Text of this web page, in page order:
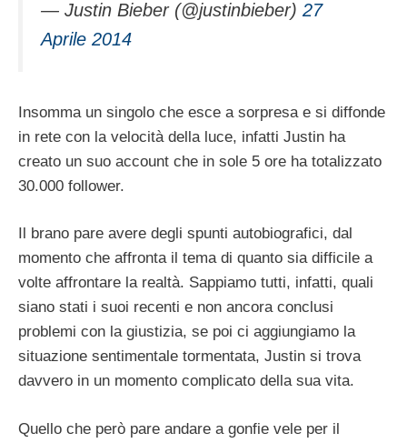
— Justin Bieber (@justinbieber) 27
Aprile 2014
Insomma un singolo che esce a sorpresa e si diffonde
in rete con la velocità della luce, infatti Justin ha
creato un suo account che in sole 5 ore ha totalizzato
30.000 follower.
Il brano pare avere degli spunti autobiografici, dal
momento che affronta il tema di quanto sia difficile a
volte affrontare la realtà. Sappiamo tutti, infatti, quali
siano stati i suoi recenti e non ancora conclusi
problemi con la giustizia, se poi ci aggiungiamo la
situazione sentimentale tormentata, Justin si trova
davvero in un momento complicato della sua vita.
Quello che però pare andare a gonfie vele per il